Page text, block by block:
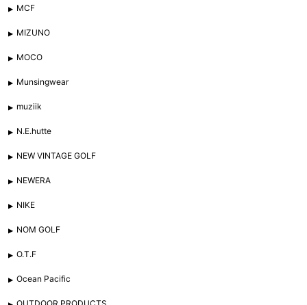
MCF
MIZUNO
MOCO
Munsingwear
muziik
N.E.hutte
NEW VINTAGE GOLF
NEWERA
NIKE
NOM GOLF
O.T.F
Ocean Pacific